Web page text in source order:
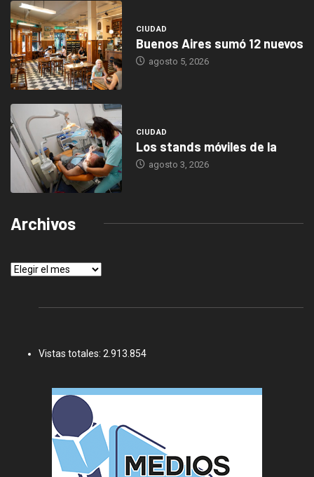
CIUDAD
Buenos Aires sumó 12 nuevos
agosto 5, 2026
CIUDAD
Los stands móviles de la
agosto 3, 2026
Archivos
Archivos
Vistas totales: 2.913.854